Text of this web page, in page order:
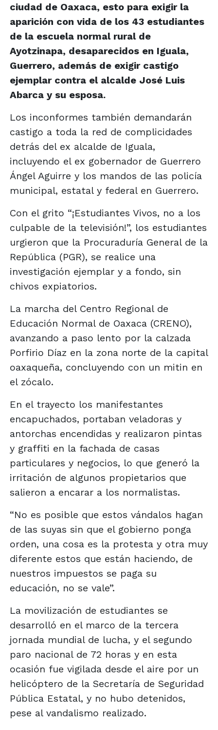
ciudad de Oaxaca, esto para exigir la
aparición con vida de los 43 estudiantes
de la escuela normal rural de
Ayotzinapa, desaparecidos en Iguala,
Guerrero, además de exigir castigo
ejemplar contra el alcalde José Luis
Abarca y su esposa.
Los inconformes también demandarán
castigo a toda la red de complicidades
detrás del ex alcalde de Iguala,
incluyendo el ex gobernador de Guerrero
Ángel Aguirre y los mandos de las policía
municipal, estatal y federal en Guerrero.
Con el grito “¡Estudiantes Vivos, no a los
culpable de la televisión!”, los estudiantes
urgieron que la Procuraduría General de la
República (PGR), se realice una
investigación ejemplar y a fondo, sin
chivos expiatorios.
La marcha del Centro Regional de
Educación Normal de Oaxaca (CRENO),
avanzando a paso lento por la calzada
Porfirio Díaz en la zona norte de la capital
oaxaqueña, concluyendo con un mitin en
el zócalo.
En el trayecto los manifestantes
encapuchados, portaban veladoras y
antorchas encendidas y realizaron pintas
y graffiti en la fachada de casas
particulares y negocios, lo que generó la
irritación de algunos propietarios que
salieron a encarar a los normalistas.
“No es posible que estos vándalos hagan
de las suyas sin que el gobierno ponga
orden, una cosa es la protesta y otra muy
diferente estos que están haciendo, de
nuestros impuestos se paga su
educación, no se vale”.
La movilización de estudiantes se
desarrolló en el marco de la tercera
jornada mundial de lucha, y el segundo
paro nacional de 72 horas y en esta
ocasión fue vigilada desde el aire por un
helicóptero de la Secretaría de Seguridad
Pública Estatal, y no hubo detenidos,
pese al vandalismo realizado.